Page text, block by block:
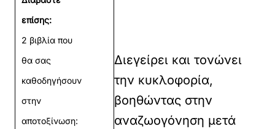
επίσης:
2 βιβλία που
θα σας
καθοδηγήσουν
στην
αποτοξίνωση:
Διεγείρει και τονώνει
την κυκλοφορία,
βοηθώντας στην
αναζωογόνηση μετά